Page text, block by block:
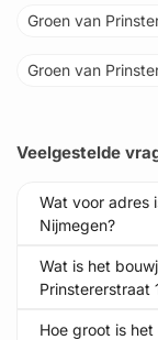
Groen van
Groen van
Veelgestelde
Wat voor adres
Nijmegen?
Wat is het
Prinstererstraat
Hoe groot is